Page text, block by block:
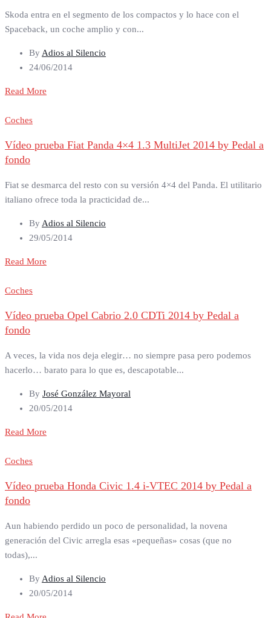
Skoda entra en el segmento de los compactos y lo hace con el
Spaceback, un coche amplio y con...
By Adios al Silencio
24/06/2014
Read More
Coches
Vídeo prueba Fiat Panda 4×4 1.3 MultiJet 2014 by Pedal a
fondo
Fiat se desmarca del resto con su versión 4×4 del Panda. El utilitario
italiano ofrece toda la practicidad de...
By Adios al Silencio
29/05/2014
Read More
Coches
Vídeo prueba Opel Cabrio 2.0 CDTi 2014 by Pedal a
fondo
A veces, la vida nos deja elegir… no siempre pasa pero podemos
hacerlo… barato para lo que es, descapotable...
By José González Mayoral
20/05/2014
Read More
Coches
Vídeo prueba Honda Civic 1.4 i-VTEC 2014 by Pedal a
fondo
Aun habiendo perdido un poco de personalidad, la novena
generación del Civic arregla esas «pequeñas» cosas (que no
todas),...
By Adios al Silencio
20/05/2014